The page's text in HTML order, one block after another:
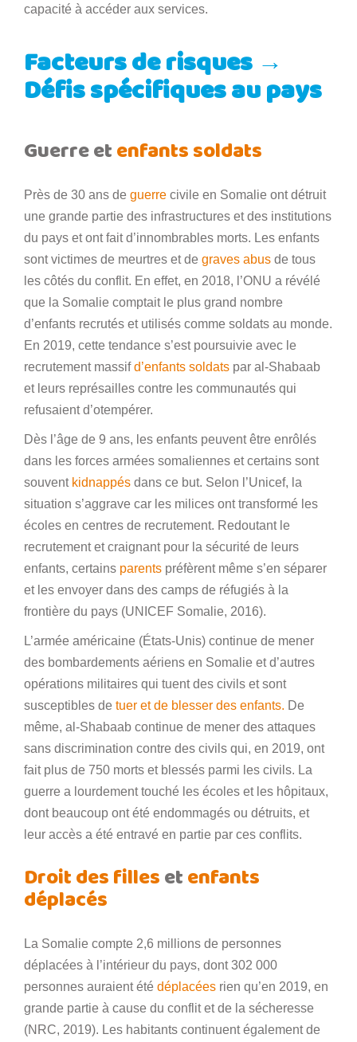
capacité à accéder aux services.
Facteurs de risques →
Défis spécifiques au pays
Guerre etenfants soldats
Près de 30 ans de guerre civile en Somalie ont détruit
une grande partie des infrastructures et des institutions
du pays et ont fait d’innombrables morts. Les enfants
sont victimes de meurtres et de graves abus de tous
les côtés du conflit. En effet, en 2018, l’ONU a révélé
que la Somalie comptait le plus grand nombre
d’enfants recrutés et utilisés comme soldats au monde.
En 2019, cette tendance s’est poursuivie avec le
recrutement massifd’enfants soldats par al-Shabaab
et leurs représailles contre les communautés qui
refusaient d’otempérer.
Dès l’âge de 9 ans, les enfants peuvent être enrôlés
dans les forces armées somaliennes et certains sont
souvent kidnappés dans ce but. Selon l’Unicef, la
situation s’aggrave car les milices ont transformé les
écoles en centres de recrutement. Redoutant le
recrutement et craignant pour la sécurité de leurs
enfants, certains parents préfèrent même s’en séparer
et les envoyer dans des camps de réfugiés à la
frontière du pays (UNICEF Somalie, 2016).
L’armée américaine (États-Unis) continue de mener
des bombardements aériens en Somalie et d’autres
opérations militaires qui tuent des civils et sont
susceptibles de tuer et de blesser des enfants. De
même, al-Shabaab continue de mener des attaques
sans discrimination contre des civils qui, en 2019, ont
fait plus de 750 morts et blessés parmi les civils. La
guerre a lourdement touché les écoles et les hôpitaux,
dont beaucoup ont été endommagés ou détruits, et
leur accès a été entravé en partie par ces conflits.
Droit des fillesetenfants
déplacés
La Somalie compte 2,6 millions de personnes
déplacées à l’intérieur du pays, dont 302 000
personnes auraient été déplacées rien qu’en 2019, en
grande partie à cause du conflit et de la sécheresse
(NRC, 2019). Les habitants continuent également de